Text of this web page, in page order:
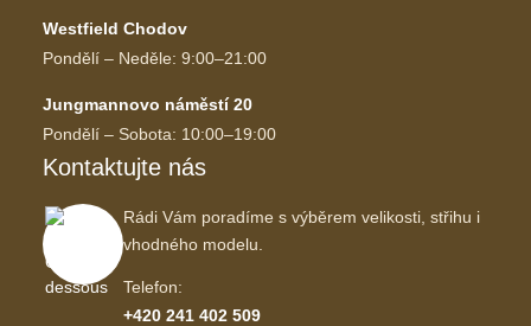
Westfield Chodov
Pondělí – Neděle: 9:00–21:00
Jungmannovo náměstí 20
Pondělí – Sobota: 10:00–19:00
Kontaktujte nás
Rádi Vám poradíme s výběrem velikosti, střihu i
vhodného modelu.
Telefon:
+420 241 402 509